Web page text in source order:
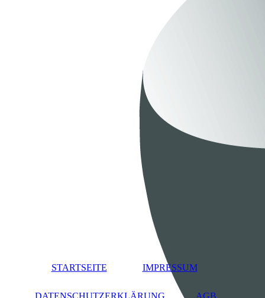
STARTSEITE IMPRESSUM
DATENSCHUTZERKLÄRUNG AGB